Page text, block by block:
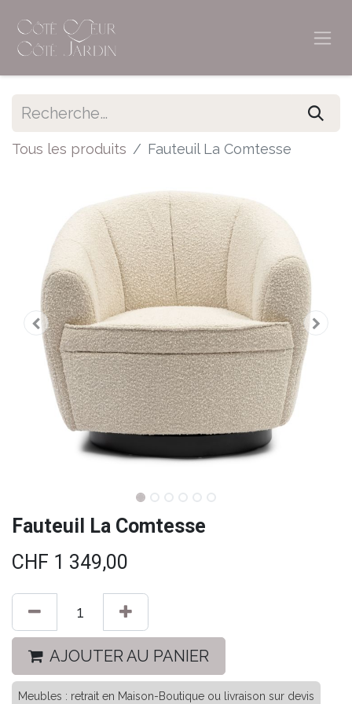
Tous les produits Fauteuil La Comtesse
Fauteuil La Comtesse
CHF 1 349,00
AJOUTER AU PANIER
Meubles : retrait en Maison-Boutique ou livraison sur devis